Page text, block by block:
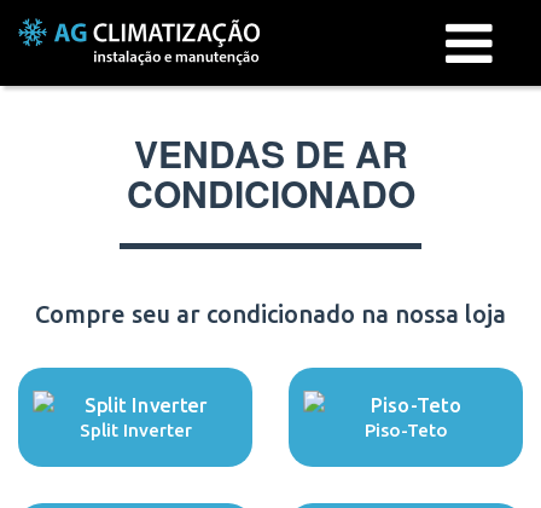
Menu
VENDAS DE AR
CONDICIONADO
Compre seu ar condicionado na nossa loja
Split Inverter Piso-Teto